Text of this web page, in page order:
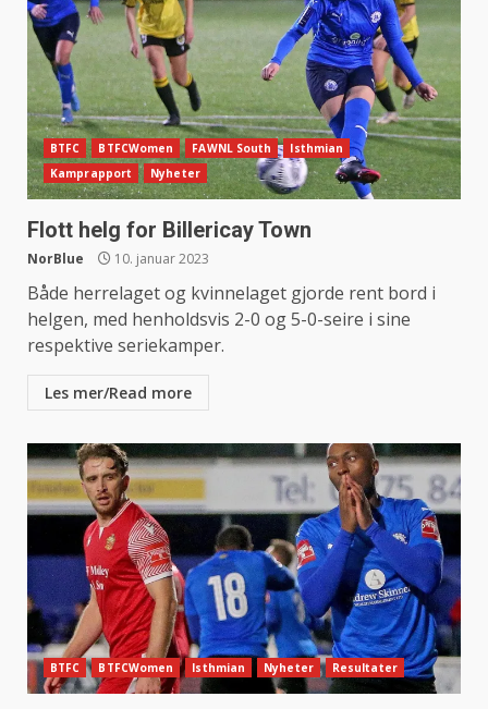
BTFC BTFCWomen FAWNL South
Isthmian
Kamprapport
Nyheter
Flott helg for Billericay Town
NorBlue 10. januar 2023
Både herrelaget og kvinnelaget gjorde rent bord i
helgen, med henholdsvis 2-0 og 5-0-seire i sine
respektive seriekamper.
Les mer/Read more
BTFC BTFCWomen Isthmian Nyheter Resultater